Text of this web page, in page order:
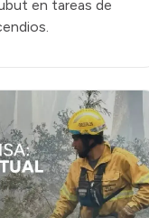
en tareas de